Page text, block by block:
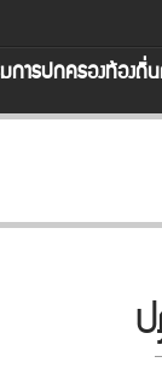
การปกครองท้องถิ่